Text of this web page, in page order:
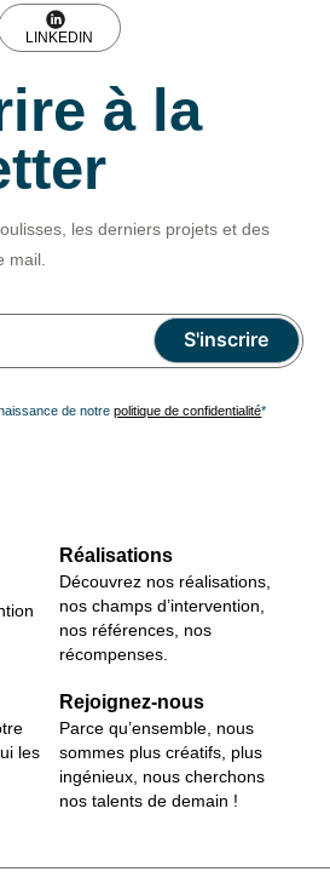
LINKEDIN
à la
les derniers projets et des
mail.
de notrepolitique de confidentialité*
Réalisations
Découvrez nos réalisations,
nos champs d’intervention,
nos références, nos
récompenses.
les
Rejoignez-nous
Parce qu’ensemble, nous
sommes plus créatifs, plus
ingénieux, nous cherchons
nos talents de demain !